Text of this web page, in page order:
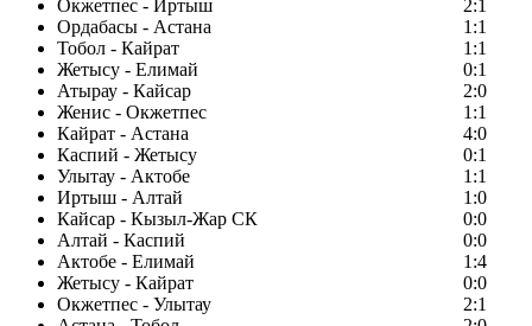
Окжетпес - Иртыш
2:1
Ордабасы - Астана
1:1
Тобол - Кайрат
1:1
Жетысу - Елимай
0:1
Атырау - Кайсар
2:0
Женис - Окжетпес
1:1
Кайрат - Астана
4:0
Каспий - Жетысу
0:1
Улытау - Актобе
1:1
Иртыш - Алтай
1:0
Кайсар - Кызыл-Жар СК
0:0
Алтай - Каспий
0:0
Актобе - Елимай
1:4
Жетысу - Кайрат
0:0
Окжетпес - Улытау
2:1